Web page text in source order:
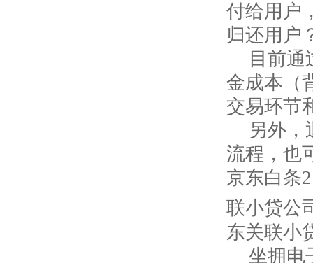
付给用户
归还用户
目前
金成本（
交易环节
另外，
流程，也
京东白条
联小贷公
东关联小
坐拥电